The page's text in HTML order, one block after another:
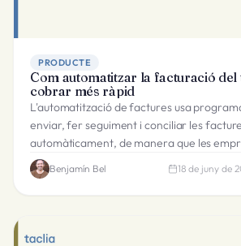
PRODUCTE
Com automatitzar la facturació del
cobrar més ràpid
L'automatització de factures usa
enviar, fer seguiment i conciliar les
automàticament, de manera que les
ràpid amb menys feina administrativa.
Benjamín Bel 18 de juny de